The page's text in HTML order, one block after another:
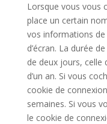
Lorsque vous vous
place un certain
vos informations
d’écran. La durée
de deux jours, celle
d’un an. Si vous
cookie de
semaines. Si vous
le cookie de